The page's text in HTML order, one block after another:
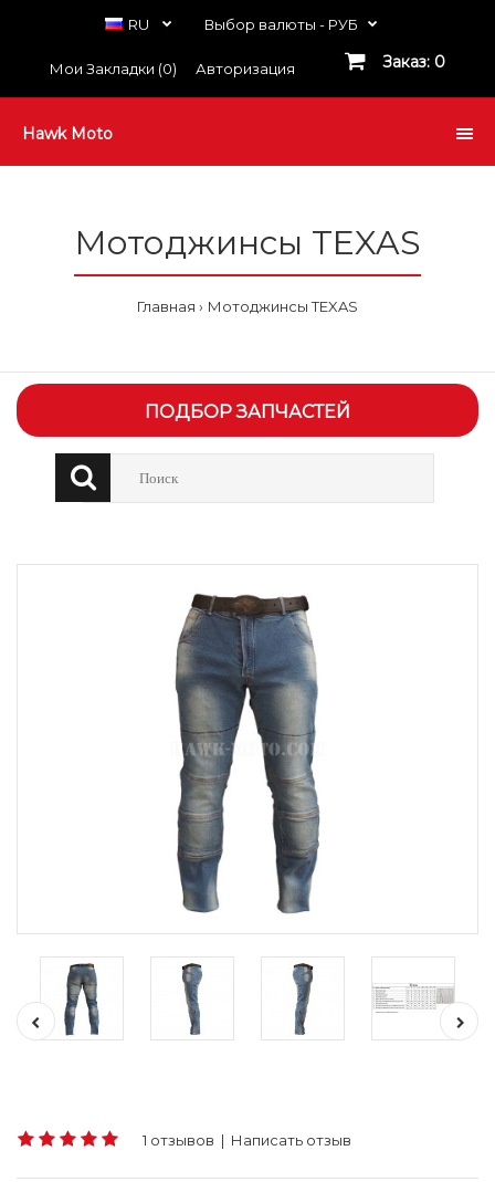
RU Выбор валюты - РУБ
Мои Закладки (0) Авторизация Заказ: 0
Hawk Moto
Мотоджинсы TEXAS
Главная Мотоджинсы TEXAS
ПОДБОР ЗАПЧАСТЕЙ
1 отзывов | Написать отзыв